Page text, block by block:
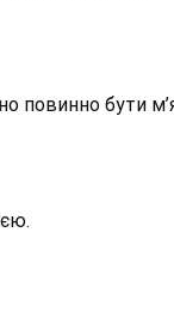
повинно бути